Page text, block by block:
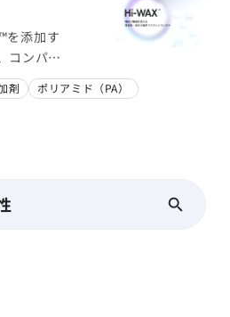
を添加す
コンパウ
剤 ポリアミド（PA）